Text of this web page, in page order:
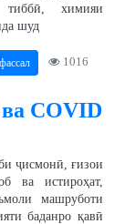
тиббӣ, химияи
шуд
1016
COVID
ҷисмонӣ, ғизои
ва истироҳат,
машруботи
баданро қавӣ